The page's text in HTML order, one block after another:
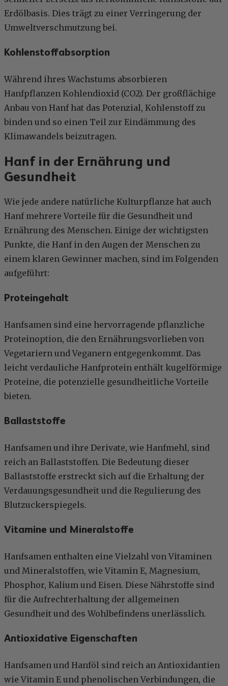
Erdölbasis. Dies trägt zu einer Verringerung der
Umweltverschmutzung bei.
Kohlenstoffabsorption
Während ihres Wachstums absorbieren
Hanfpflanzen Kohlendioxid (CO2). Der großflächige
Anbau von Hanf hat das Potenzial, Kohlenstoff zu
binden und so einen Teil zur Eindämmung des
Klimawandels beizutragen.
Hanf in der Ernährung und
Gesundheit
Wie jede andere natürliche Kulturpflanze hat auch
Hanf mehrere Vorteile für die Gesundheit und
Ernährung des Menschen. Einige der wichtigsten
Punkte, die Hanf in den Augen der Menschen zu
einem klaren Gewinner machen, sind im Folgenden
aufgeführt:
Proteingehalt
Hanfsamen sind eine hervorragende pflanzliche
Proteinoption, die den Ernährungsvorlieben von
Vegetariern und Veganern entgegenkommt. Das
leicht verdauliche Hanfprotein enthält kugelförmige
Proteine, die potenzielle gesundheitliche Vorteile
bieten.
Ballaststoffe
Hanfsamen und ihre Derivate, wie Hanfmehl, sind
reich an Ballaststoffen. Die Bedeutung dieser
Ballaststoffe erstreckt sich auf die Erhaltung der
Verdauungsgesundheit und die Regulierung des
Blutzuckerspiegels.
Vitamine und Mineralstoffe
Hanfsamen enthalten eine Vielzahl von Vitaminen
und Mineralstoffen, wie Vitamin E, Magnesium,
Phosphor, Kalium und Eisen. Diese Nährstoffe sind
für die Aufrechterhaltung der allgemeinen
Gesundheit und des Wohlbefindens unerlässlich.
Antioxidative Eigenschaften
Hanfsamen und Hanföl sind reich an Antioxidantien
wie Vitamin E und phenolischen Verbindungen, die